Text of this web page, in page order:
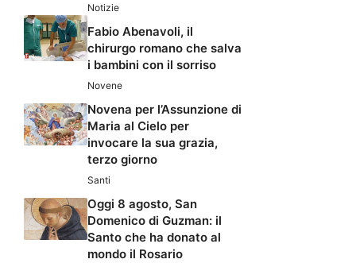
Notizie
Fabio Abenavoli, il
chirurgo romano che salva
i bambini con il sorriso
Novene
Novena per l’Assunzione di
Maria al Cielo per
invocare la sua grazia,
terzo giorno
Santi
Oggi 8 agosto, San
Domenico di Guzman: il
Santo che ha donato al
mondo il Rosario